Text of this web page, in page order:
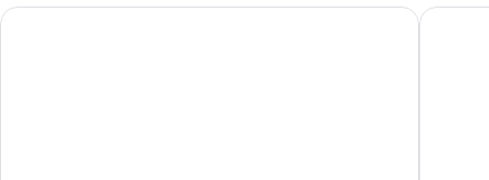
Hostal Boutique Sa Nansa Hotel